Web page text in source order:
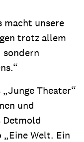
macht unsere
trotz allem
sondern
Theater“
und
Detmold
Welt. Ein